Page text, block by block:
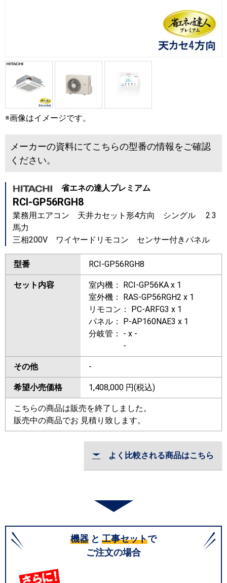
※画像はイメージです。
メーカーの資料にてこちらの型番の情報をご確認
ください。
省エネの達人プレミアム
RCI-GP56RGH8
業務用エアコン 天井カセット形4方向 シングル 2.3
馬力
三相200V ワイヤードリモコン センサー付きパネル
型番 RCI-GP56RGH8
セット内容
室内機： RCI-GP56KA x 1
室外機： RAS-GP56RGH2 x 1
リモコン： PC-ARFG3 x 1
パネル： P-AP160NAE3 x 1
分岐管： - x -
-
その他 -
希望小売価格 1,408,000 円(税込)
こちらの商品は販売を終了しました。
販売中の商品でお 見積り致します。
よく比較される商品はこちら
機器 と 工事セットで
ご注文の場合